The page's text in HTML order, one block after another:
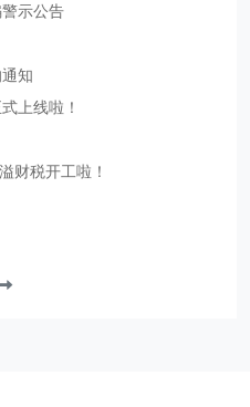
示公告
知
上线啦！
财税开工啦！